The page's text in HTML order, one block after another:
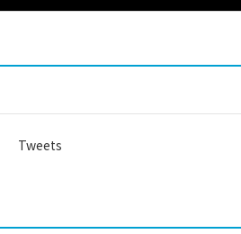
Tweets